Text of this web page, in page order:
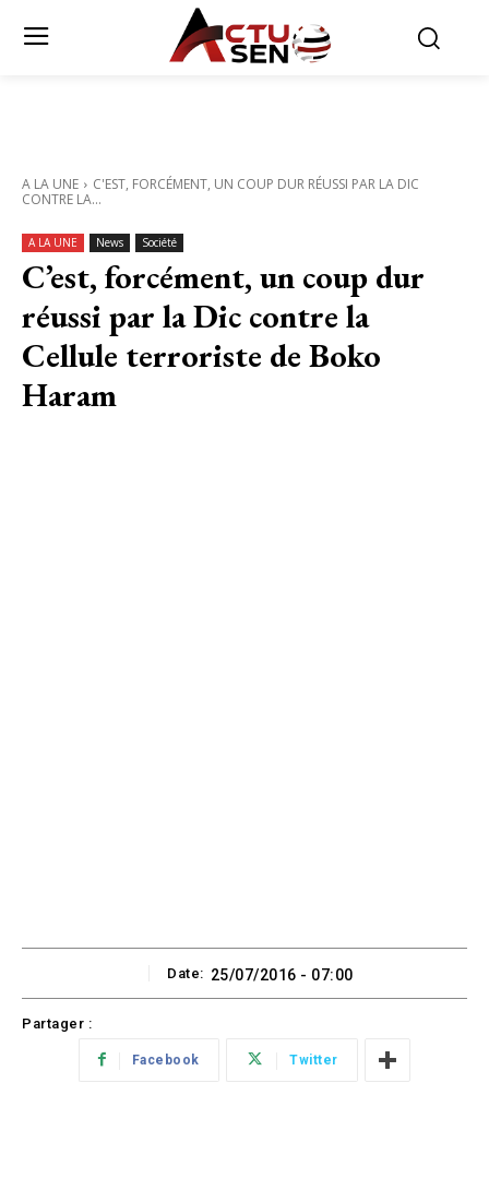
A LA UNE
C'EST, FORCÉMENT, UN COUP DUR RÉUSSI PAR LA DIC
CONTRE LA...
A LA UNE News Société
C’est, forcément, un coup dur
réussi par la Dic contre la
Cellule terroriste de Boko
Haram
Date: 25/07/2016 - 07:00
Partager :
Facebook Twitter